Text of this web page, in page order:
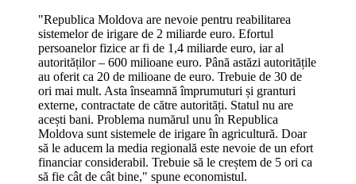
"Republica Moldova are nevoie pentru reabilitarea
sistemelor de irigare de 2 miliarde euro. Efortul
persoanelor fizice ar fi de 1,4 miliarde euro, iar al
autorităților – 600 milioane euro. Până astăzi autoritățile
au oferit ca 20 de milioane de euro. Trebuie de 30 de
ori mai mult. Asta înseamnă împrumuturi și granturi
externe, contractate de către autorități. Statul nu are
acești bani. Problema numărul unu în Republica
Moldova sunt sistemele de irigare în agricultură. Doar
să le aducem la media regională este nevoie de un efort
financiar considerabil. Trebuie să le creștem de 5 ori ca
să fie cât de cât bine," spune economistul.